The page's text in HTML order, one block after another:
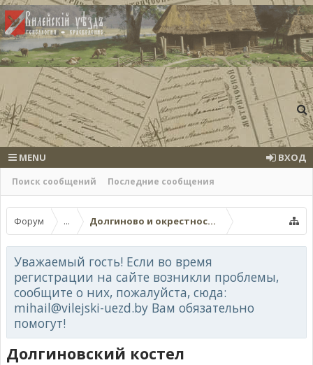
Поиск сообщений Последние сообщения
MENU ВХОД
Форум ... Долгиново и окрестности
Уважаемый гость! Если во время
регистрации на сайте возникли проблемы,
сообщите о них, пожалуйста, сюда:
mihail@vilejski-uezd.by Вам обязательно
помогут!
Долгиновский костел